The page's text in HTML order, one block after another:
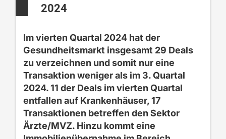
2024
Im vierten Quartal 2024 hat der
Gesundheitsmarkt insgesamt 29 Deals
zu verzeichnen und somit nur eine
Transaktion weniger als im 3. Quartal
2024. 11 der Deals im vierten Quartal
entfallen auf Krankenhäuser, 17
Transaktionen betreffen den Sektor
Ärzte/MVZ. Hinzu kommt eine